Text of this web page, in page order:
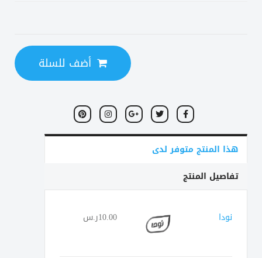
أضف للسلة
هذا المنتج متوفر لدى
تفاصيل المنتج
نودا 10.00ر.س